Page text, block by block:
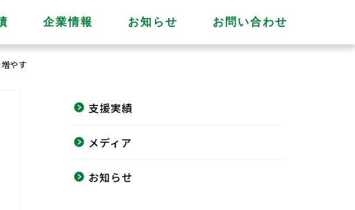
企業情報 お知らせ お問い合わせ
やす
支援実績
メディア
お知らせ